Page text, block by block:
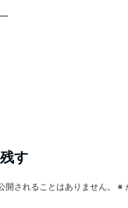
す
開されることはありません。 ※